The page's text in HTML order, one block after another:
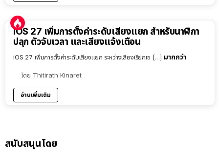
iOS 27 เพิ่มการตั้งค่าระดับเสียงแยก สำหรับนาฬิกา
ปลุก ตัวจับเวลา และเสียงแจ้งเตือน
iOS 27 เพิ่มการตั้งค่าระดับเสียงแยก ระหว่างเสียงเรียกเข […] มากกว่า
โดย Thitirath Kinaret
อ่านเพิ่มเติม
สนับสนุนโดย